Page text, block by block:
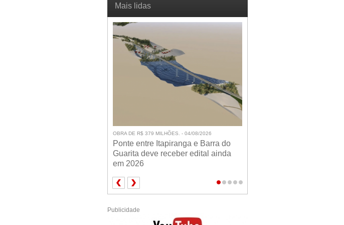
Mais lidas
OBRA DE R$ 379 MILHÕES. - 04/08/2026
Ponte entre Itapiranga e Barra do
Guarita deve receber edital ainda
em 2026
Publicidade